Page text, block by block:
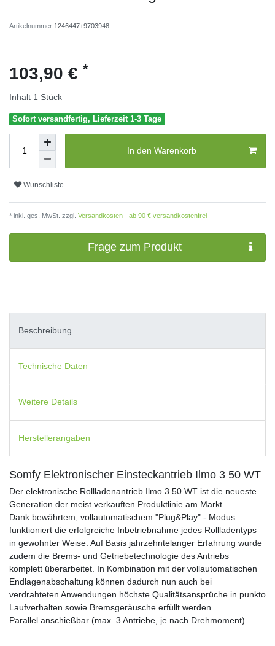
Artikelnummer 1246447+9703948
103,90 € *
Inhalt 1 Stück
Sofort versandfertig, Lieferzeit 1-3 Tage
In den Warenkorb
Wunschliste
* inkl. ges. MwSt. zzgl. Versandkosten - ab 90 € versandkostenfrei
Frage zum Produkt
Beschreibung
Technische Daten
Weitere Details
Herstellerangaben
Somfy Elektronischer Einsteckantrieb Ilmo 3 50 WT
Der elektronische Rollladenantrieb Ilmo 3 50 WT ist die neueste
Generation der meist verkauften Produktlinie am Markt.
Dank bewährtem, vollautomatischem "Plug&Play" - Modus
funktioniert die erfolgreiche Inbetriebnahme jedes Rollladentyps
in gewohnter Weise. Auf Basis jahrzehntelanger Erfahrung wurde
zudem die Brems- und Getriebetechnologie des Antriebs
komplett überarbeitet. In Kombination mit der vollautomatischen
Endlagenabschaltung können dadurch nun auch bei
verdrahteten Anwendungen höchste Qualitätsansprüche in punkto
Laufverhalten sowie Bremsgeräusche erfüllt werden.
Parallel anschießbar (max. 3 Antriebe, je nach Drehmoment).